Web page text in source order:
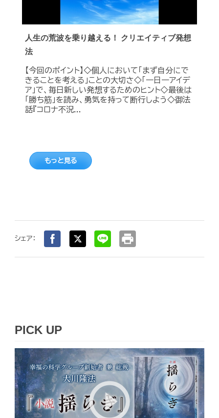
人生の荒波を乗り越える！ クリエイティブ発想
法
【今回のポイント】◇個人において「まず自分にで
きることを考える」ことの大切さ◇「一日一アイデ
ア」で、毎日新しい発想するためのヒント◇最後は
「勝ち筋」を読み、勇気を持って断行しよう◇御法
話『コロナ不況...
もっと見る
シェア： print
PICK UP